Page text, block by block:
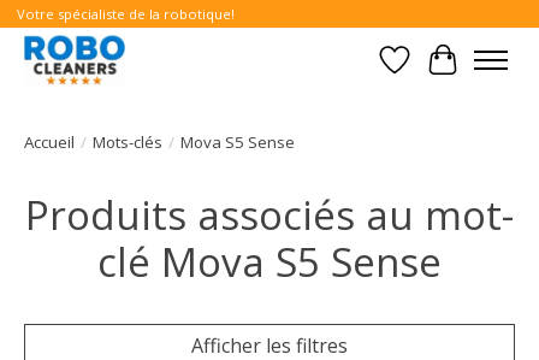
Votre spécialiste de la robotique!
Liste dePanier
Accueil / Mots-clés / Mova S5 Sense
Produits associés au mot-
clé Mova S5 Sense
Afficher les filtres